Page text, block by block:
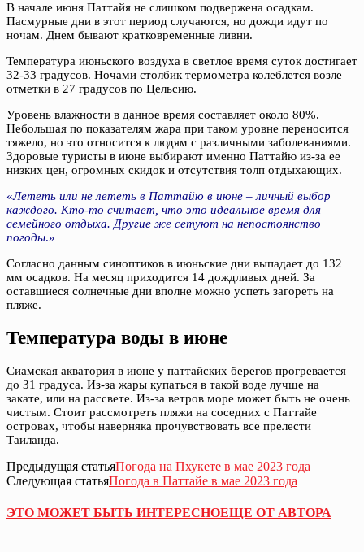
В начале июня Паттайя не слишком подвержена осадкам.
Пасмурные дни в этот период случаются, но дожди идут по
ночам. Днем бывают кратковременные ливни.
Температура июньского воздуха в светлое время суток достигает
32-33 градусов. Ночами столбик термометра колеблется возле
отметки в 27 градусов по Цельсию.
Уровень влажности в данное время составляет около 80%.
Небольшая по показателям жара при таком уровне переносится
тяжело, но это относится к людям с различными заболеваниями.
Здоровые туристы в июне выбирают именно Паттайю из-за ее
низких цен, огромных скидок и отсутствия толп отдыхающих.
«Лететь или не лететь в Паттайю в июне – личный выбор
каждого. Кто-то считает, что это идеальное время для
семейного отдыха. Другие же сетуют на непостоянство
погоды.»
Согласно данным синоптиков в июньские дни выпадает до 132
мм осадков. На месяц приходится 14 дождливых дней. За
оставшиеся солнечные дни вполне можно успеть загореть на
пляже.
Температура воды в июне
Сиамская акватория в июне у паттайских берегов прогревается
до 31 градуса. Из-за жары купаться в такой воде лучше на
закате, или на рассвете. Из-за ветров море может быть не очень
чистым. Стоит рассмотреть пляжи на соседних с Паттайе
островах, чтобы наверняка прочувствовать все прелести
Таиланда.
Предыдущая статьяПогода на Пхукете в мае 2023 года
Следующая статьяПогода в Паттайе в мае 2023 года
ЭТО МОЖЕТ БЫТЬ ИНТЕРЕСНОЕЩЕ ОТ АВТОРА